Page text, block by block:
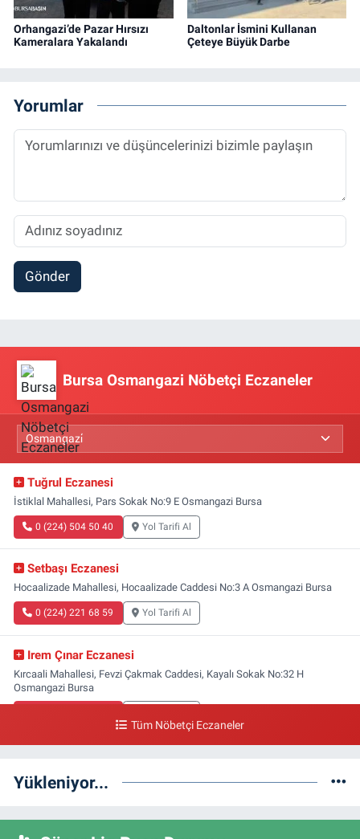
Orhangazi’de Pazar Hırsızı
Kameralara Yakalandı
Daltonlar İsmini Kullanan
Çeteye Büyük Darbe
Yorumlar
Gönder
Bursa Osmangazi Nöbetçi Eczaneler
Tuğrul Eczanesi
İstiklal Mahallesi, Pars Sokak No:9 E Osmangazi Bursa
0 (224) 504 50 40 Yol Tarifi Al
Setbaşı Eczanesi
Hocaalizade Mahallesi, Hocaalizade Caddesi No:3 A Osmangazi Bursa
0 (224) 221 68 59 Yol Tarifi Al
Irem Çınar Eczanesi
Kırcaali Mahallesi, Fevzi Çakmak Caddesi, Kayalı Sokak No:32 H
Osmangazi Bursa
Soğanlı Mahallesi, 4.Kaymak Sokak No:47 A Osmangazi Bursa
Tüm Nöbetçi Eczaneler
Yükleniyor...